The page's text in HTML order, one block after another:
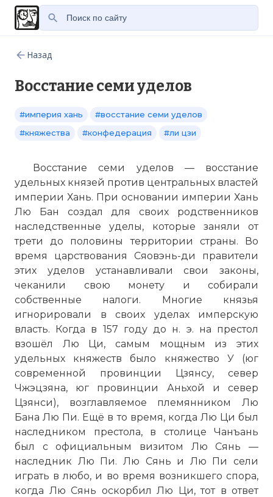
Назад
Восстание семи уделов
#империя хань
#восстание семи уделов
#княжества
#конфедерация #ли цзи
Восстание семи уделов — восстание
удельных князей против центральных властей
империи Хань. При основании империи Хань
Лю Бан создал для своих родственников
наследственные уделы, которые заняли от
трети до половины территории страны. Во
время царствования Сяовэнь-ди правители
этих уделов устанавливали свои законы,
чеканили свою монету и собирали
собственные налоги. Многие князья
игнорировали в своих уделах имперскую
власть. Когда в 157 году до н. э. на престол
взошёл Лю Ци, самым мощным из этих
удельных княжеств было княжество У (юг
современной провинции Цзянсу, север
Чжэцзяна, юг провинции Аньхой и север
Цзянси), возглавляемое племянником Лю
Бана Лю Пи. Ещё в то время, когда Лю Ци был
наследником престола, в столице Чанъань
был с официальным визитом Лю Сянь —
наследник Лю Пи. Лю Сянь и Лю Пи сели
играть в любо, и во время возникшего спора,
когда Лю Сянь оскорбил Лю Ци, тот в ответ